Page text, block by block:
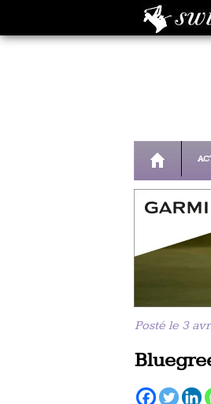
Posté le 3